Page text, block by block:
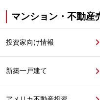
マンション・不動産
投資家向け情報
新築一戸建て